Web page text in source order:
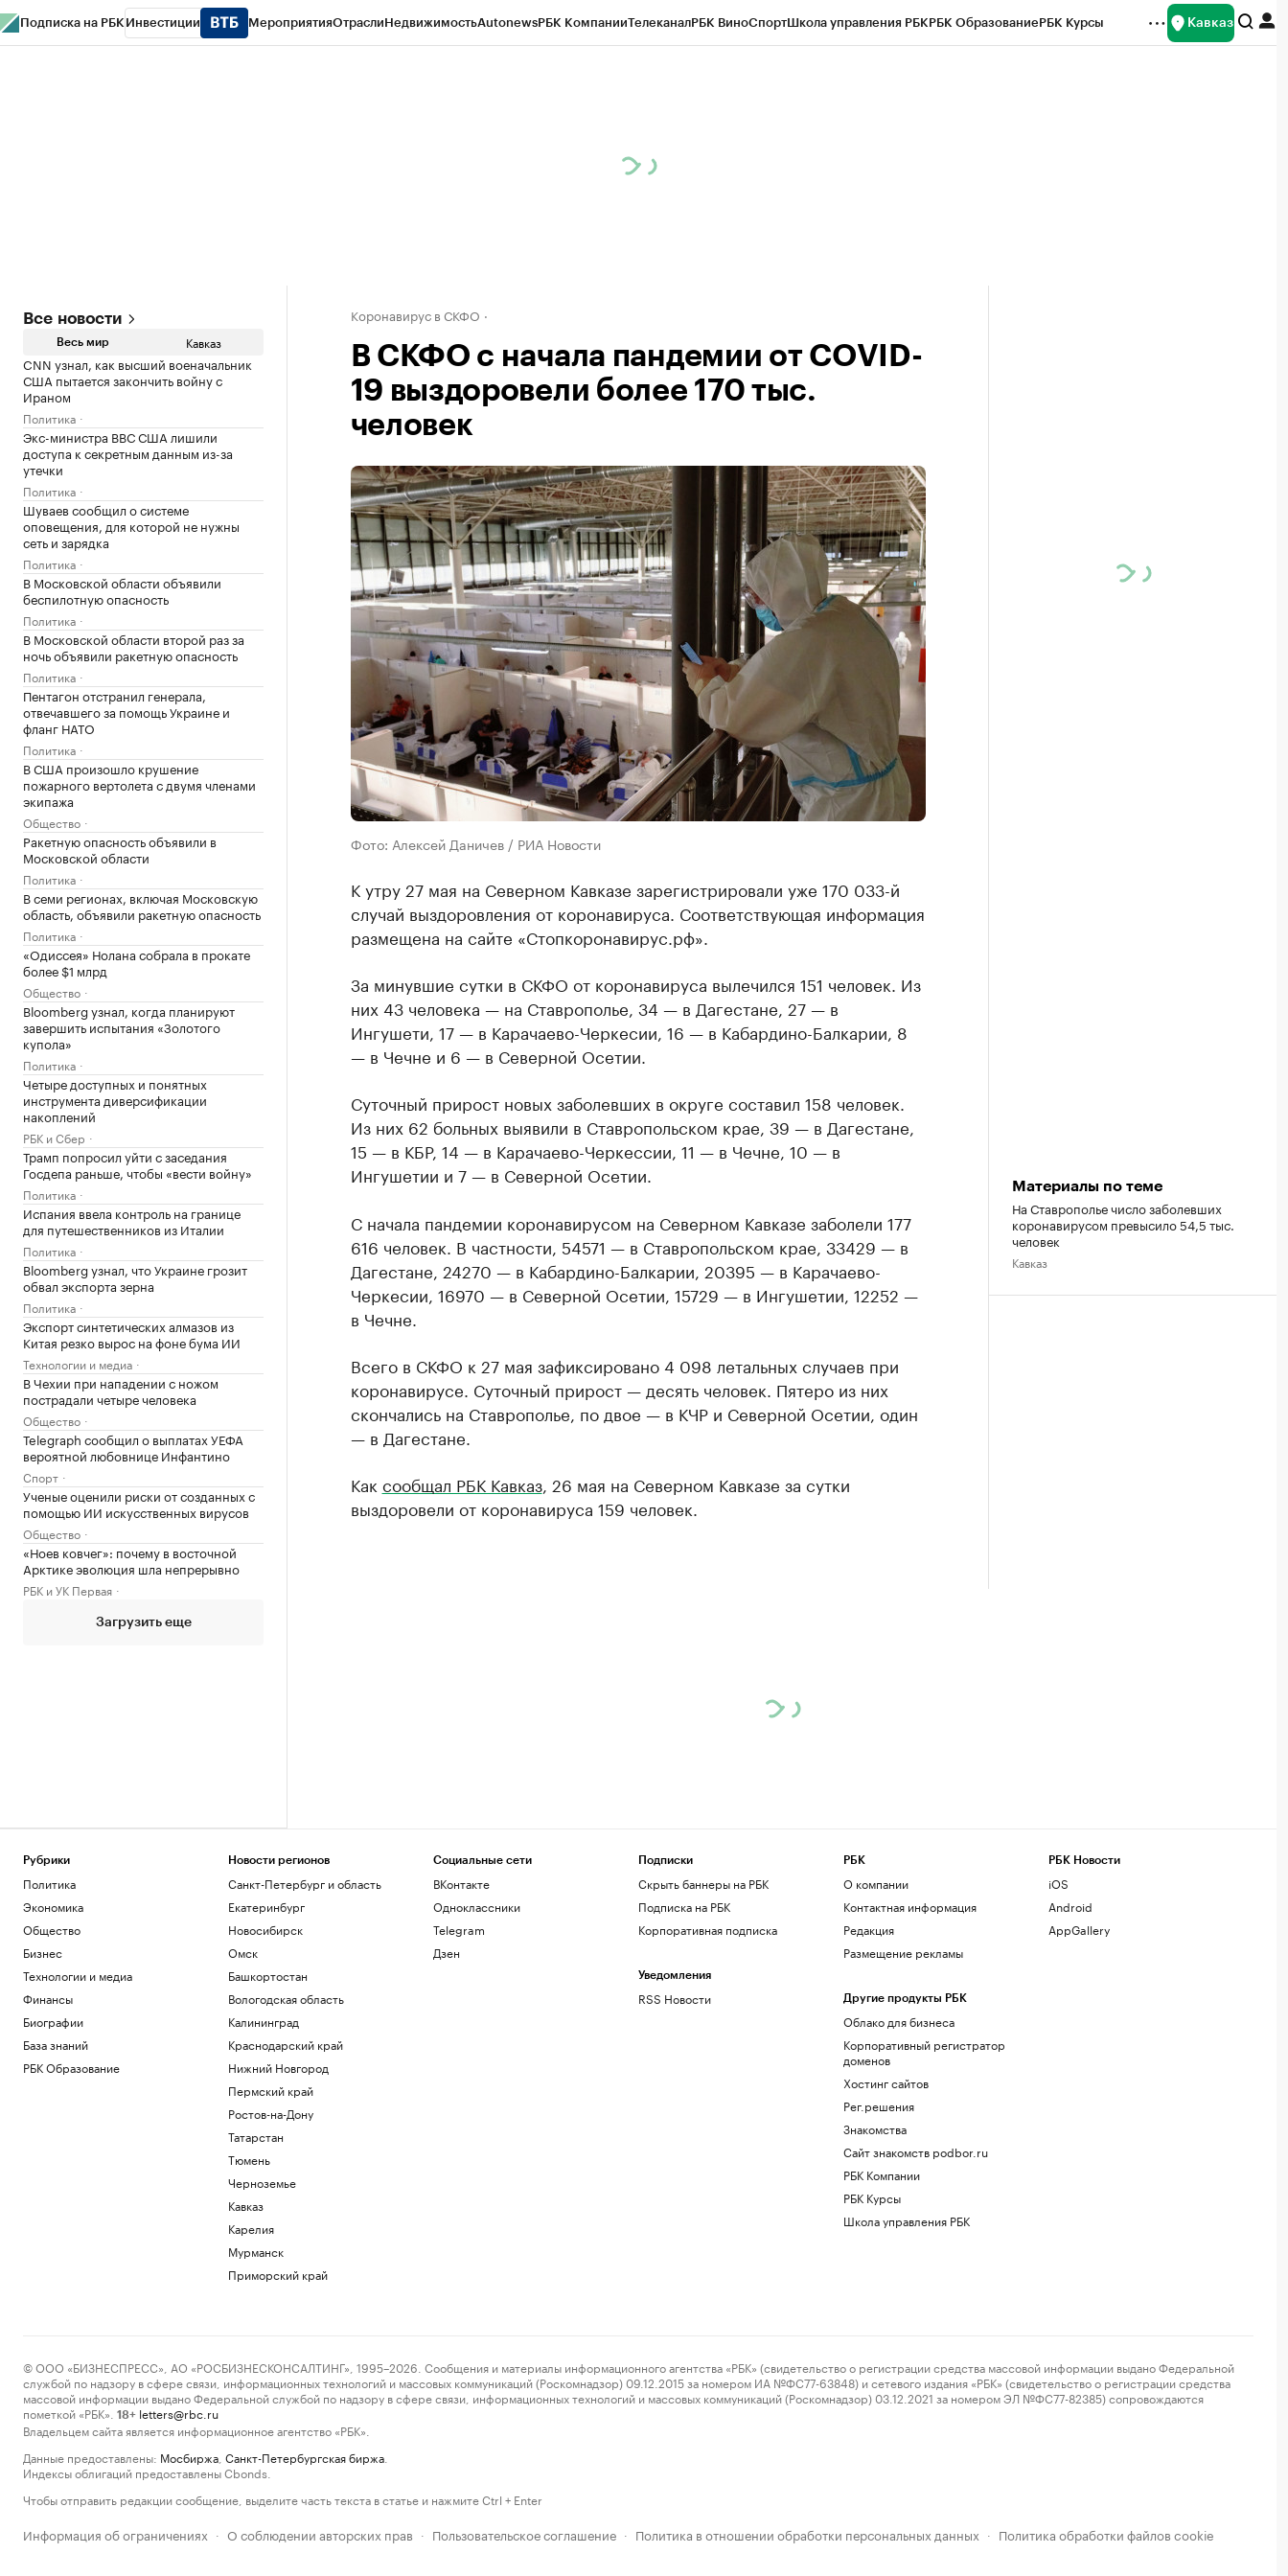
Подписка на РБК Инвестиции МероприятияОтраслиНедвижимостьAutonewsРБК КомпанииТелеканалРБК ВиноСпортШкола управления РБКРБК ОбразованиеРБК Курсы Кавказ
Все новости
Весь мир Кавказ
CNN узнал, как высший военачальник
США пытается закончить войну с
Ираном
Политика
Экс-министра ВВС США лишили
доступа к секретным данным из-за
утечки
Политика
Шуваев сообщил о системе
оповещения, для которой не нужны
сеть и зарядка
Политика
В Московской области объявили
беспилотную опасность
Политика
В Московской области второй раз за
ночь объявили ракетную опасность
Политика
Пентагон отстранил генерала,
отвечавшего за помощь Украине и
фланг НАТО
Политика
В США произошло крушение
пожарного вертолета с двумя членами
экипажа
Общество
Ракетную опасность объявили в
Московской области
Политика
В семи регионах, включая Московскую
область, объявили ракетную опасность
Политика
«Одиссея» Нолана собрала в прокате
более $1 млрд
Общество
Bloomberg узнал, когда планируют
завершить испытания «Золотого
купола»
Политика
Четыре доступных и понятных
инструмента диверсификации
накоплений
РБК и Сбер
Трамп попросил уйти с заседания
Госдепа раньше, чтобы «вести войну»
Политика
Испания ввела контроль на границе
для путешественников из Италии
Политика
Bloomberg узнал, что Украине грозит
обвал экспорта зерна
Политика
Экспорт синтетических алмазов из
Китая резко вырос на фоне бума ИИ
Технологии и медиа
В Чехии при нападении с ножом
пострадали четыре человека
Общество
Telegraph сообщил о выплатах УЕФА
вероятной любовнице Инфантино
Спорт
Ученые оценили риски от созданных с
помощью ИИ искусственных вирусов
Общество
«Ноев ковчег»: почему в восточной
Арктике эволюция шла непрерывно
РБК и УК Первая
Загрузить еще
Коронавирус в СКФО
В СКФО с начала пандемии от COVID-
19 выздоровели более 170 тыс.
человек
Фото: Алексей Даничев / РИА Новости
К утру 27 мая на Северном Кавказе зарегистрировали уже 170 033-й
случай выздоровления от коронавируса. Соответствующая информация
размещена на сайте «Стопкоронавирус.рф».
За минувшие сутки в СКФО от коронавируса вылечился 151 человек. Из
них 43 человека — на Ставрополье, 34 — в Дагестане, 27 — в
Ингушети, 17 — в Карачаево-Черкесии, 16 — в Кабардино-Балкарии, 8
— в Чечне и 6 — в Северной Осетии.
Суточный прирост новых заболевших в округе составил 158 человек.
Из них 62 больных выявили в Ставропольском крае, 39 — в Дагестане,
15 — в КБР, 14 — в Карачаево-Черкессии, 11 — в Чечне, 10 — в
Ингушетии и 7 — в Северной Осетии.
С начала пандемии коронавирусом на Северном Кавказе заболели 177
616 человек. В частности, 54571 — в Ставропольском крае, 33429 — в
Дагестане, 24270 — в Кабардино-Балкарии, 20395 — в Карачаево-
Черкесии, 16970 — в Северной Осетии, 15729 — в Ингушетии, 12252 —
в Чечне.
Всего в СКФО к 27 мая зафиксировано 4 098 летальных случаев при
коронавирусе. Суточный прирост — десять человек. Пятеро из них
скончались на Ставрополье, по двое — в КЧР и Северной Осетии, один
— в Дагестане.
Как сообщал РБК Кавказ, 26 мая на Северном Кавказе за сутки
выздоровели от коронавируса 159 человек.
Материалы по теме
На Ставрополье число заболевших
коронавирусом превысило 54,5 тыс.
человек
Кавказ
Рубрики
Политика
Экономика
Общество
Бизнес
Технологии и медиа
Финансы
Биографии
База знаний
РБК Образование
Новости регионов
Санкт-Петербург и область
Екатеринбург
Новосибирск
Омск
Башкортостан
Вологодская область
Калининград
Краснодарский край
Нижний Новгород
Пермский край
Ростов-на-Дону
Татарстан
Тюмень
Черноземье
Кавказ
Карелия
Мурманск
Приморский край
Социальные сети
ВКонтакте
Одноклассники
Telegram
Дзен
Подписки
Скрыть баннеры на РБК
Подписка на РБК
Корпоративная подписка
Уведомления
RSS Новости
РБК
О компании
Контактная информация
Редакция
Размещение рекламы
Другие продукты РБК
Облако для бизнеса
Корпоративный регистратор
доменов
Хостинг сайтов
Рег.решения
Знакомства
Сайт знакомств podbor.ru
РБК Компании
РБК Курсы
Школа управления РБК
РБК Новости
iOS
Android
AppGallery
© ООО «БИЗНЕСПРЕСС», АО «РОСБИЗНЕСКОНСАЛТИНГ», 1995–2026. Сообщения и материалы информационного агентства «РБК» (свидетельство о регистрации средства массовой информации выдано Федеральной
службой по надзору в сфере связи, информационных технологий и массовых коммуникаций (Роскомнадзор) 09.12.2015 за номером ИА №ФС77-63848) и сетевого издания «РБК» (свидетельство о регистрации средства
массовой информации выдано Федеральной службой по надзору в сфере связи, информационных технологий и массовых коммуникаций (Роскомнадзор) 03.12.2021 за номером ЭЛ №ФС77-82385) сопровождаются
пометкой «РБК».
18+ letters@rbc.ru
Владельцем сайта является информационное агентство «РБК».
Данные предоставлены: Мосбиржа Санкт-Петербургская биржа
Индексы облигаций предоставлены Cbonds.
Чтобы отправить редакции сообщение, выделите часть текста в статье и нажмите Ctrl + Enter
Информация об ограничениях · О соблюдении авторских прав · Пользовательское соглашение · Политика в отношении обработки персональных данных · Политика обработки файлов cookie